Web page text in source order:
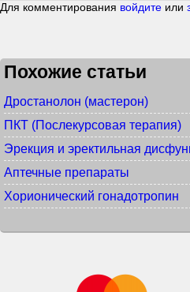
Для комментирования войдите или
Похожие статьи
Дростанолон (мастерон)
ПКТ (Послекурсовая терапия)
Эрекция и эректильная
Аптечные препараты
Хорионический гонадотропин